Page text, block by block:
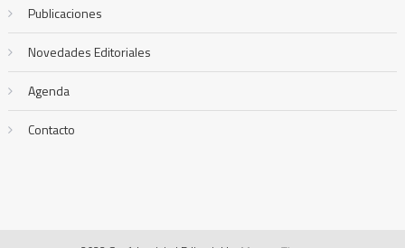
Publicaciones
Novedades Editoriales
Agenda
Contacto